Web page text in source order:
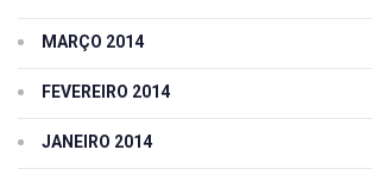
MARÇO 2014
FEVEREIRO 2014
JANEIRO 2014